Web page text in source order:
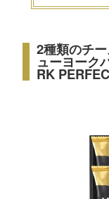
2種類のチ
ューヨーク
RK